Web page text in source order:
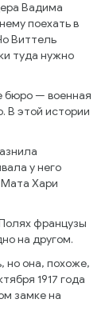
Вадима
поехать в
Виттель
туда нужно
бюро — военная
В этой истории
у него
Хари
французы
на другом.
но она, похоже,
1917 года
замке на